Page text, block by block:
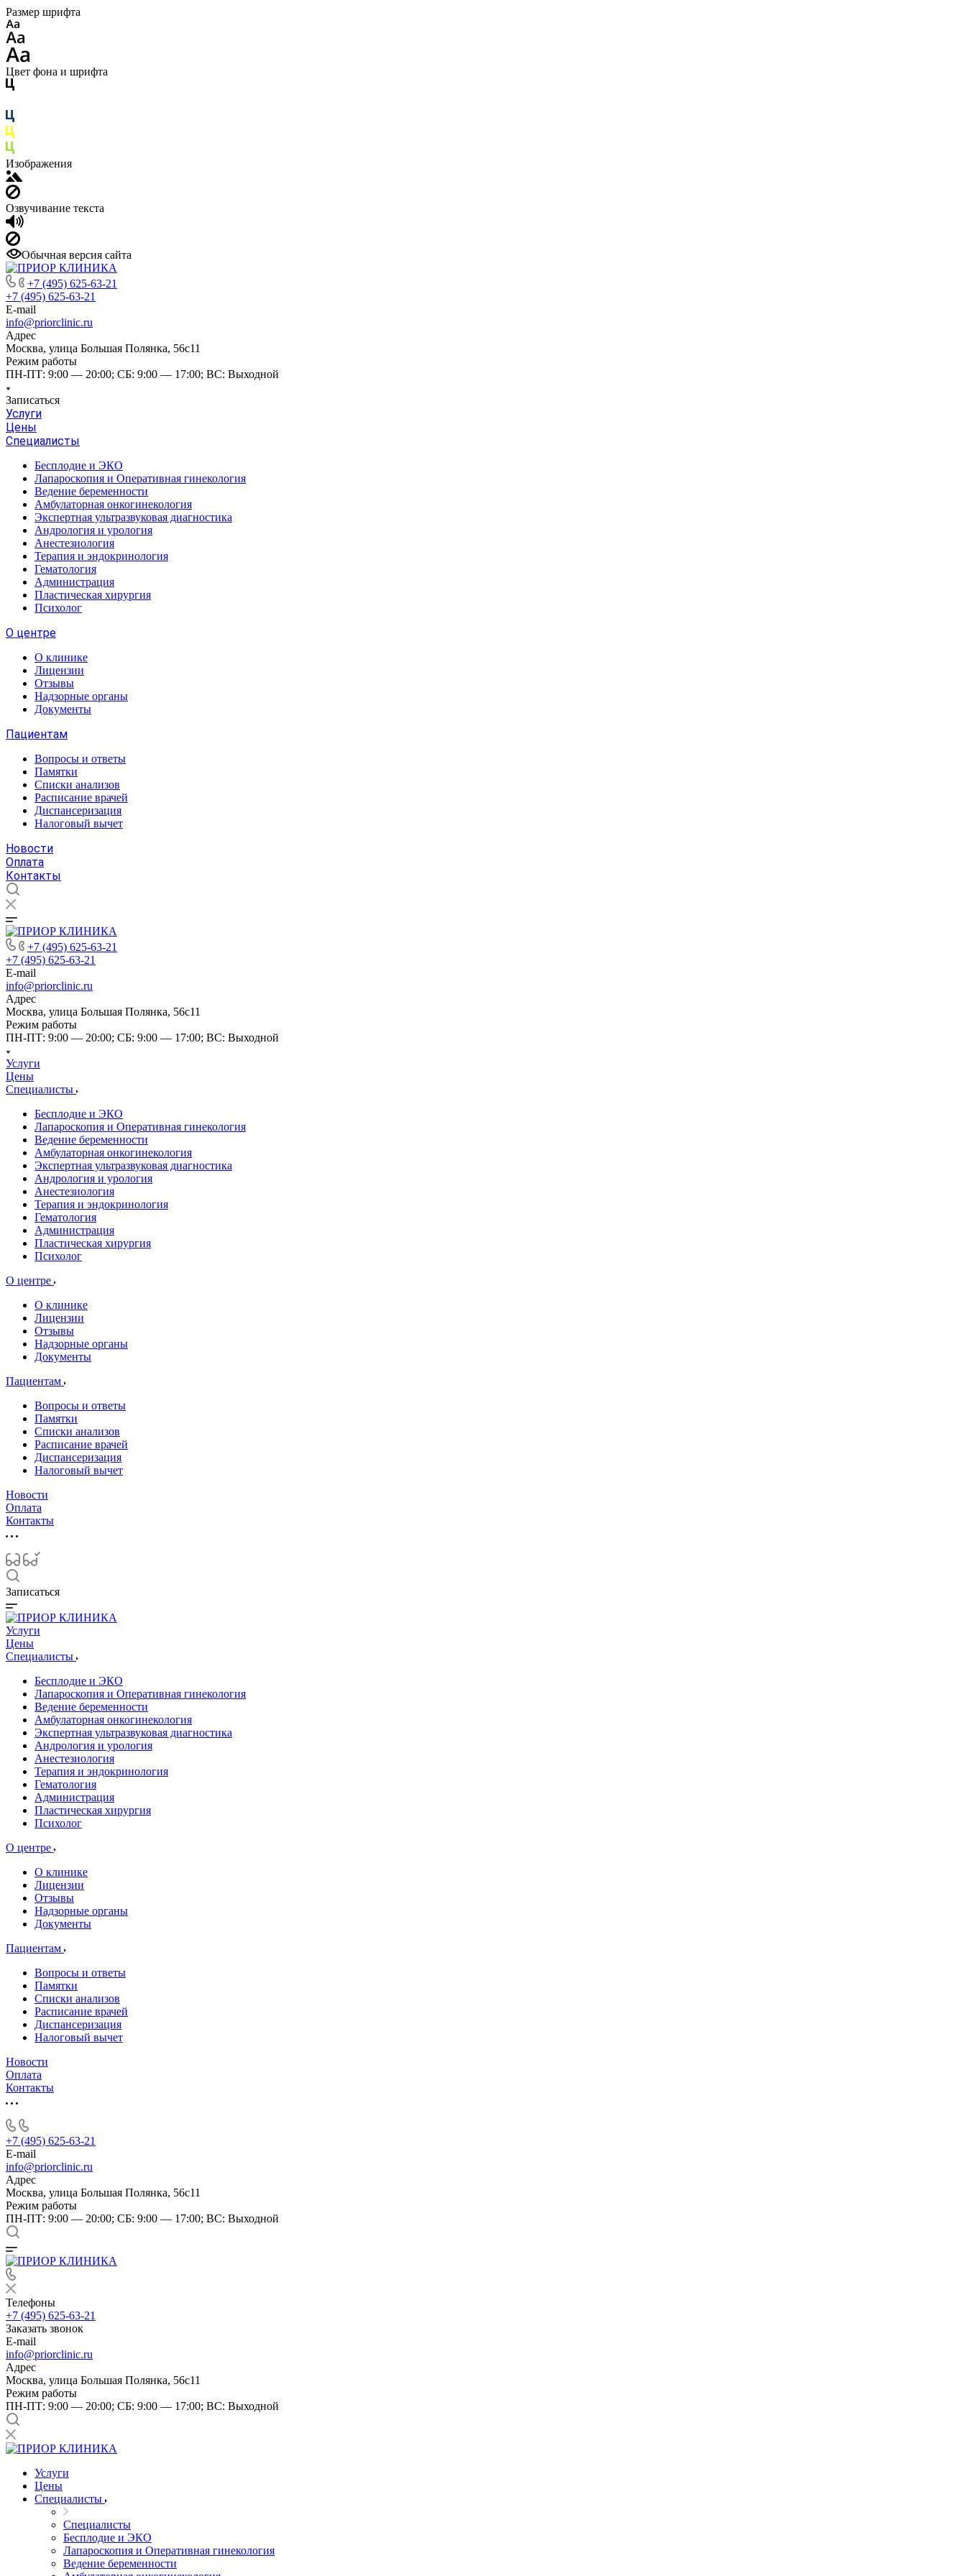
Размер шрифта
Цвет фона и шрифта
Изображения
Озвучивание текста
Обычная версия сайта
+7 (495) 625-63-21
+7 (495) 625-63-21
E-mail
info@priorclinic.ru
Адрес
Москва, улица Большая Полянка, 56с11
Режим работы
ПН-ПТ: 9:00 — 20:00; СБ: 9:00 — 17:00; ВС: Выходной
Записаться
Услуги
Цены
Специалисты
Бесплодие и ЭКО
Лапароскопия и Оперативная гинекология
Ведение беременности
Амбулаторная онкогинекология
Экспертная ультразвуковая диагностика
Андрология и урология
Анестезиология
Терапия и эндокринология
Гематология
Администрация
Пластическая хирургия
Психолог
О центре
О клинике
Лицензии
Отзывы
Надзорные органы
Документы
Пациентам
Вопросы и ответы
Памятки
Списки анализов
Расписание врачей
Диспансеризация
Налоговый вычет
Новости
Оплата
Контакты
+7 (495) 625-63-21
+7 (495) 625-63-21
E-mail
info@priorclinic.ru
Адрес
Москва, улица Большая Полянка, 56с11
Режим работы
ПН-ПТ: 9:00 — 20:00; СБ: 9:00 — 17:00; ВС: Выходной
Услуги
Цены
Специалисты
Бесплодие и ЭКО
Лапароскопия и Оперативная гинекология
Ведение беременности
Амбулаторная онкогинекология
Экспертная ультразвуковая диагностика
Андрология и урология
Анестезиология
Терапия и эндокринология
Гематология
Администрация
Пластическая хирургия
Психолог
О центре
О клинике
Лицензии
Отзывы
Надзорные органы
Документы
Пациентам
Вопросы и ответы
Памятки
Списки анализов
Расписание врачей
Диспансеризация
Налоговый вычет
Новости
Оплата
Контакты
Записаться
Услуги
Цены
Специалисты
Бесплодие и ЭКО
Лапароскопия и Оперативная гинекология
Ведение беременности
Амбулаторная онкогинекология
Экспертная ультразвуковая диагностика
Андрология и урология
Анестезиология
Терапия и эндокринология
Гематология
Администрация
Пластическая хирургия
Психолог
О центре
О клинике
Лицензии
Отзывы
Надзорные органы
Документы
Пациентам
Вопросы и ответы
Памятки
Списки анализов
Расписание врачей
Диспансеризация
Налоговый вычет
Новости
Оплата
Контакты
+7 (495) 625-63-21
E-mail
info@priorclinic.ru
Адрес
Москва, улица Большая Полянка, 56с11
Режим работы
ПН-ПТ: 9:00 — 20:00; СБ: 9:00 — 17:00; ВС: Выходной
Телефоны
+7 (495) 625-63-21
Заказать звонок
E-mail
info@priorclinic.ru
Адрес
Москва, улица Большая Полянка, 56с11
Режим работы
ПН-ПТ: 9:00 — 20:00; СБ: 9:00 — 17:00; ВС: Выходной
Услуги
Цены
Специалисты
Специалисты
Бесплодие и ЭКО
Лапароскопия и Оперативная гинекология
Ведение беременности